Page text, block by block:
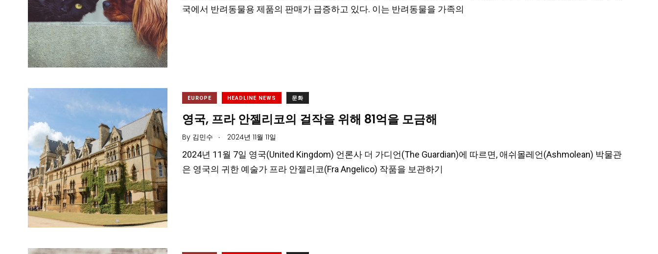
국에서 반려동물용 제품의 판매가 급증하고 있다. 이는 반려동물을 가족의
EUROPE HEADLINE NEWS 문화
영국, 프라 안젤리코의 걸작을 위해 81억을 모금해
By 김민수 . 2024년 11월 11일
2024년 11월 7일 영국(United Kingdom) 언론사 더 가디언(The Guardian)에 따르면, 애쉬몰레언(Ashmolean) 박물관
은 영국의 귀한 예술가 프라 안젤리코(Fra Angelico) 작품을 보관하기